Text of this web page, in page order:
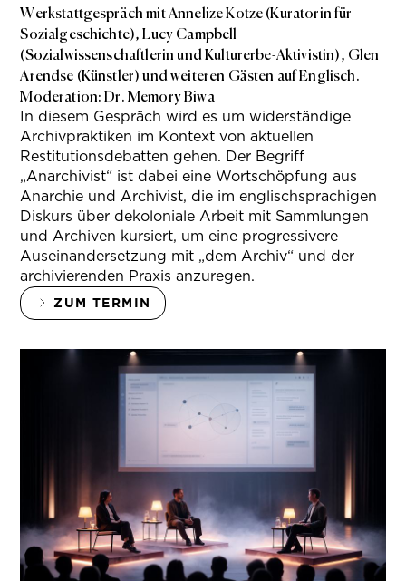
Werkstattgespräch mit Annelize Kotze (Kuratorin für
Sozialgeschichte), Lucy Campbell
(Sozialwissenschaftlerin und Kulturerbe-Aktivistin), Glen
Arendse (Künstler) und weiteren Gästen auf Englisch.
Moderation: Dr. Memory Biwa
In diesem Gespräch wird es um widerständige
Archivpraktiken im Kontext von aktuellen
Restitutionsdebatten gehen. Der Begriff
„Anarchivist“ ist dabei eine Wortschöpfung aus
Anarchie und Archivist, die im englischsprachigen
Diskurs über dekoloniale Arbeit mit Sammlungen
und Archiven kursiert, um eine progressivere
Auseinandersetzung mit „dem Archiv“ und der
archivierenden Praxis anzuregen.
ZUM TERMIN